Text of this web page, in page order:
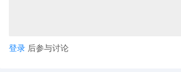
登录 后参与讨论